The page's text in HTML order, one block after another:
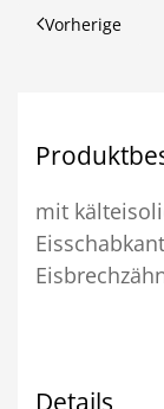
Vorherige
mit
Details